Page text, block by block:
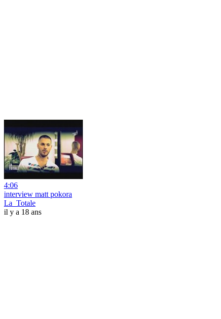
4:06
interview matt pokora
La_Totale
il y a 18 ans